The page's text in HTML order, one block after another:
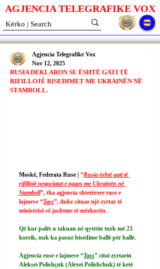
AGJENCIA TELEGRAFIKE VOX
RUSIA DEKLARON SE ËSHTË GATI TË
RIFILLOJË BISEDIMET ME UKRAINËN NË
STAMBOLL.
Agjencia Telegrafike Vox
Nov 12, 2025
Moskë, Federata Ruse | “Rusia është gati të
rifillojë negociatat e paqes me Ukrainën në
Stamboll”, tha agjencia shtetërore ruse e
lajmeve “Tass”, duke cituar një zyrtar të
ministrisë së jashtme të mërkurën.
Që kur palët u takuan në qytetin turk më 23
korrik, nuk ka pasur bisedime ballë për ballë.
Agjencia ruse e lajmeve “Tass” citoi zyrtarin
Aleksei Polishçuk (Alexei Polishchuk) të ketë